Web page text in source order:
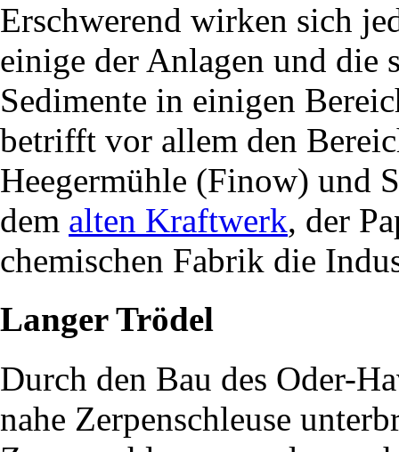
Erschwerend wirken sich
einige der Anlagen und die
Sedimente in einigen
betrifft vor allem den
Heegermühle (Finow) und
dem alten Kraftwerk, der
chemischen Fabrik die
Langer Trödel
Durch den Bau des Oder-
nahe Zerpenschleuse